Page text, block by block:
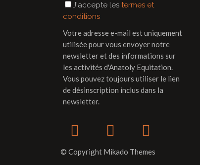
J'accepte les termes et
conditions
Votre adresse e-mail est uniquement
utilisée pour vous envoyer notre
newsletter et des informations sur
les activités d'Anatoly Equitation.
Vous pouvez toujours utiliser le lien
de désinscription inclus dans la
newsletter.
© Copyright Mikado Themes